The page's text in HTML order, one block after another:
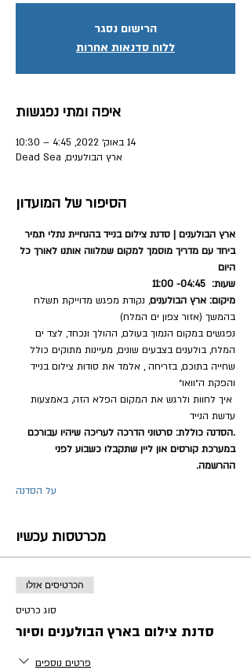
הרישום נסגר
ללוח סדנאות אחרות
איפה ומתי נפגשות
14 באוק׳ 2022, 4:45 – 10:30
ארץ הבולענים, Dead Sea
הסיפור של המועדון
ארץ הבולענים | סדנת צילום בנייד בהנחיית נתלי תמיר
ביחד עם מדריך מוסמך למקום שמלווה אותנו לאורך כל
היום
שעות:  04:45- 11:00
מיקום: ארץ הבולענים, נקודת מפגש מדוייקת תשלח
בהמשך (אזור צפון ים המלח)
נפגשים במקום הנמוך בעולם, ההולך ונכחד, לצד ים
המלח, בולענים בצבעים שונים, מעיינות מתוקים כולל
שחייה בתוכם, בזריחה , אלמד את סודות צילום בנייד
והפקת ה״וואו״
איך לחוות ולרגש את המקום הפלא הזה, באמצעות
עדשת הנייד
.הסדנה כוללת: סרטוני הדרכה לעריכה שיהיו עבורכם
במערכת קורסים און ליין שתקבלו כשבוע לפני
ההרשמה.
על הסדנה
מכרטסות עכשיו
הכרטיסים אזלו
סוג כרטיס
סדנת צילום בארץ הבולענים וסיור
פרטים נוספים